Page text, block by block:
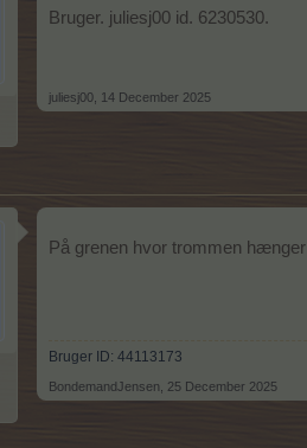
Bruger. juliesj00 id. 6230530.
juliesj00 14 December 2025
På grenen hvor trommen
Bruger ID: 44113173
BondemandJensen 25 December 2025